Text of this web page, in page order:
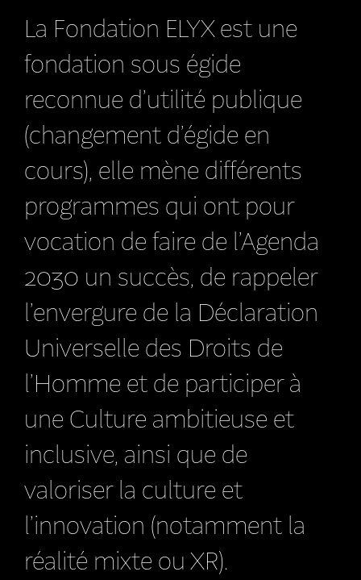
La Fondation ELYX est une
fondation sous égide
reconnue d’utilité publique
(changement d’égide en
cours), elle mène différents
programmes qui ont pour
vocation de faire de l’Agenda
2030 un succès, de rappeler
l’envergure de la Déclaration
Universelle des Droits de
l’Homme et de participer à
une Culture ambitieuse et
inclusive, ainsi que de
valoriser la culture et
l’innovation (notamment la
réalité mixte ou XR).